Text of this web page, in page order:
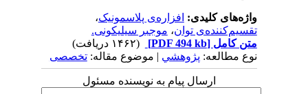
واژه‌های کلیدی:افزاره‌ی پلاسمونیک،
تقسیم‌کننده‌ی توان ،موجبر سیلیکونی.
متن کامل[PDF 494 kb]
نوع مطالعه:پژوهشي| موضوع مقاله:تخصصی
ارسال پیام به نویسنده مسئول